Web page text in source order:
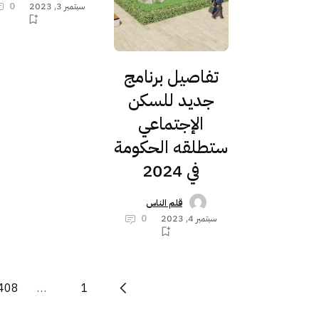
تفاصيل برنامج
جديد للسكن
الإجتماعي
ستطلقه الحكومة
في 2024
قلم الناس
سبتمبر 4, 2023
0
سبتمبر 3, 2023
0
1
…